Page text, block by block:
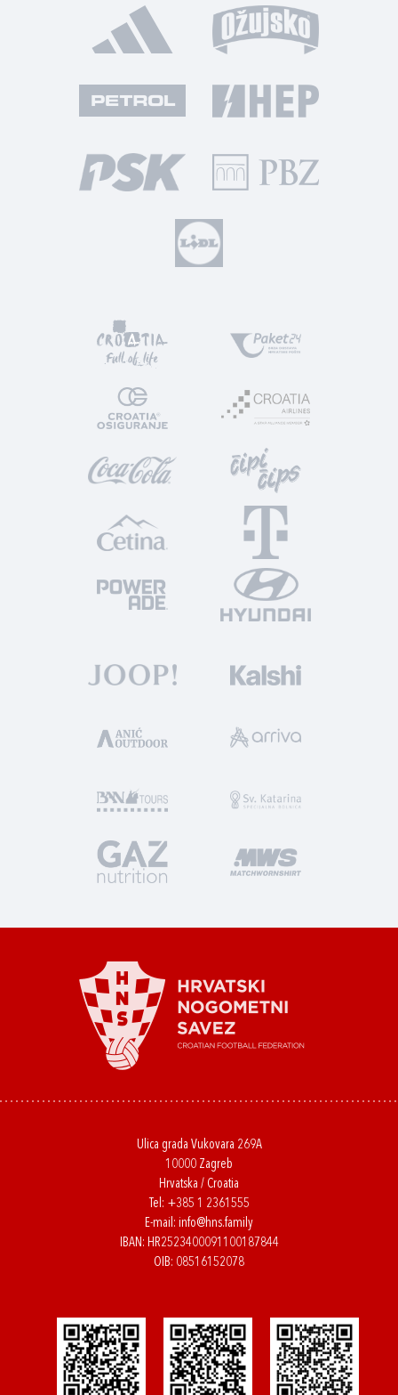
Ulica grada Vukovara 269A
10000 Zagreb
Hrvatska / Croatia
Tel: +385 1 2361555
E-mail: info@hns.family
IBAN: HR2523400091100187844
OIB: 08516152078